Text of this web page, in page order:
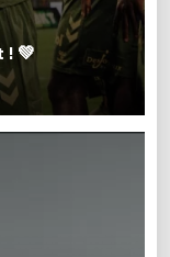
! 💚